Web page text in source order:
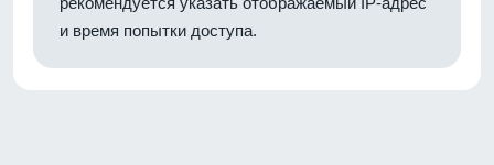
и время попытки доступа.